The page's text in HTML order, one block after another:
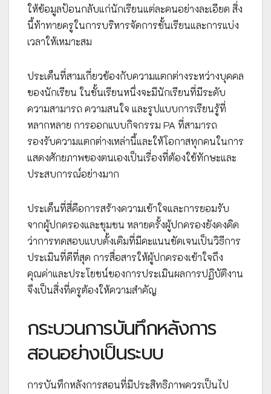
ให้ข้อมูลป้อนกลับแก่นักเรียนแต่ละคนอย่างละเอียด สิ่ง
นี้ท้าทายครูในการบริหารจัดการชั้นเรียนและการแบ่ง
เวลาให้เหมาะสม
ประเด็นที่สามเกี่ยวข้องกับความแตกต่างระหว่างบุคคล
ของนักเรียน ในชั้นเรียนหนึ่งจะมีนักเรียนที่มีระดับ
ความสามารถ ความสนใจ และรูปแบบการเรียนรู้ที่
หลากหลาย การออกแบบกิจกรรม PA ที่สามารถ
รองรับความแตกต่างเหล่านี้และให้โอกาสทุกคนในการ
แสดงศักยภาพของตนเองเป็นเรื่องที่ต้องใช้ทักษะและ
ประสบการณ์อย่างมาก
ประเด็นที่สี่คือการสร้างความเข้าใจและการยอมรับ
จากผู้ปกครองและชุมชน หลายครั้งผู้ปกครองยังคงคิด
ว่าการทดสอบแบบดั้งเดิมที่มีคะแนนชัดเจนเป็นวิธีการ
ประเมินที่ดีที่สุด การสื่อสารให้ผู้ปกครองเข้าใจถึง
คุณค่าและประโยชน์ของการประเมินผลการปฏิบัติงาน
จึงเป็นสิ่งที่ครูต้องให้ความสำคัญ
กระบวนการบันทึกหลังการ
สอนอย่างเป็นระบบ
การบันทึกหลังการสอนที่มีประสิทธิภาพควรเป็นไป